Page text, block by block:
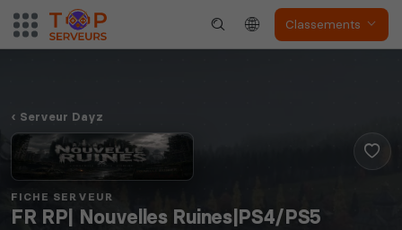
Classements
Serveur Dayz
FICHE SERVEUR
FR RP| Nouvelles Ruines|PS4/PS5